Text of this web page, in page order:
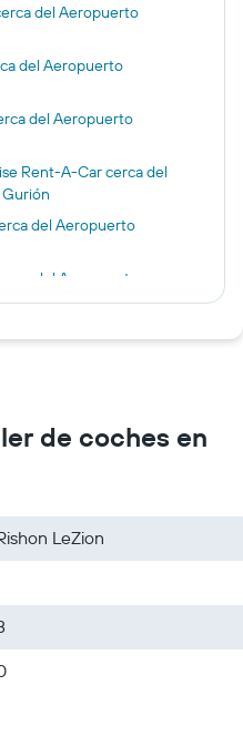
del Aeropuerto
del Aeropuerto
del Aeropuerto
Rent-A-Car cerca del
del Aeropuerto
del Aeropuerto
de coches en
LeZion